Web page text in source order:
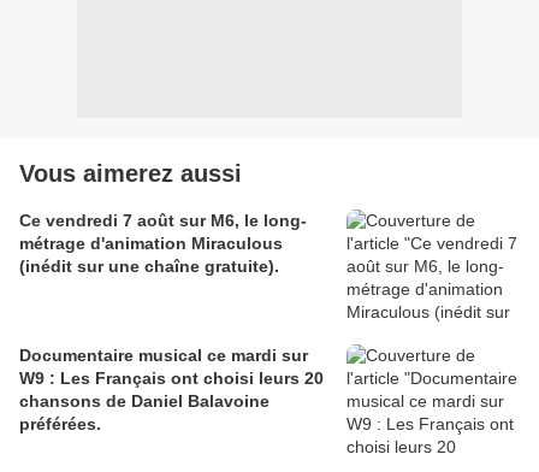
Vous aimerez aussi
Ce vendredi 7 août sur M6, le long-
métrage d'animation Miraculous
(inédit sur une chaîne gratuite).
Documentaire musical ce mardi sur
W9 : Les Français ont choisi leurs 20
chansons de Daniel Balavoine
préférées.